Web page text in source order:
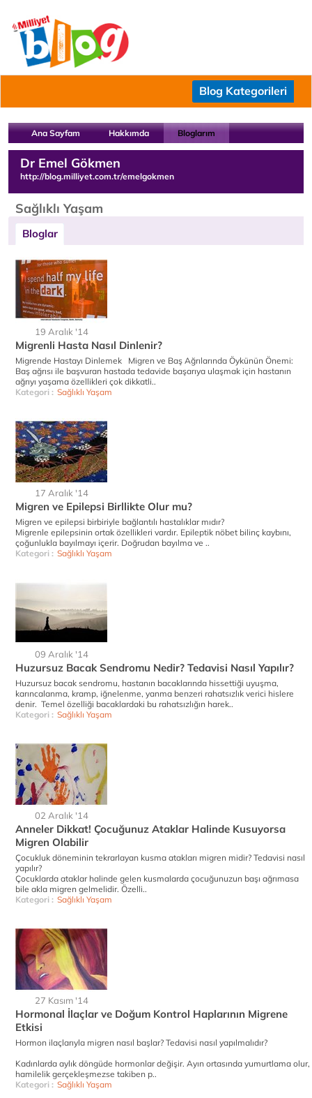
Blog Kategorileri
Ana Sayfam Hakkımda Bloglarım
Dr Emel Gökmen
http://blog.milliyet.com.tr/emelgokmen
Sağlıklı Yaşam
Bloglar
19 Aralık '14
Migrenli Hasta Nasıl Dinlenir?
Migrende Hastayı Dinlemek Migren ve Baş Ağrılarında Öykünün Önemi:
Baş ağrısı ile başvuran hastada tedavide başarıya ulaşmak için hastanın
ağrıyı yaşama özellikleri çok dikkatli..
Kategori : Sağlıklı Yaşam
17 Aralık '14
Migren ve Epilepsi Birllikte Olur mu?
Migren ve epilepsi birbiriyle bağlantılı hastalıklar mıdır?
Migrenle epilepsinin ortak özellikleri vardır. Epileptik nöbet bilinç kaybını,
çoğunlukla bayılmayı içerir. Doğrudan bayılma ve ..
Kategori : Sağlıklı Yaşam
09 Aralık '14
Huzursuz Bacak Sendromu Nedir? Tedavisi Nasıl Yapılır?
Huzursuz bacak sendromu, hastanın bacaklarında hissettiği uyuşma,
karıncalanma, kramp, iğnelenme, yanma benzeri rahatsızlık verici hislere
denir. Temel özelliği bacaklardaki bu rahatsızlığın harek..
Kategori : Sağlıklı Yaşam
02 Aralık '14
Anneler Dikkat! Çocuğunuz Ataklar Halinde Kusuyorsa
Migren Olabilir
Çocukluk döneminin tekrarlayan kusma atakları migren midir? Tedavisi nasıl
yapılır?
Çocuklarda ataklar halinde gelen kusmalarda çocuğunuzun başı ağrımasa
bile akla migren gelmelidir. Özelli..
Kategori : Sağlıklı Yaşam
27 Kasım '14
Hormonal İlaçlar ve Doğum Kontrol Haplarının Migrene
Etkisi
Hormon ilaçlarıyla migren nasıl başlar? Tedavisi nasıl yapılmalıdır?
Kadınlarda aylık döngüde hormonlar değişir. Ayın ortasında yumurtlama olur,
hamilelik gerçekleşmezse takiben p..
Kategori : Sağlıklı Yaşam